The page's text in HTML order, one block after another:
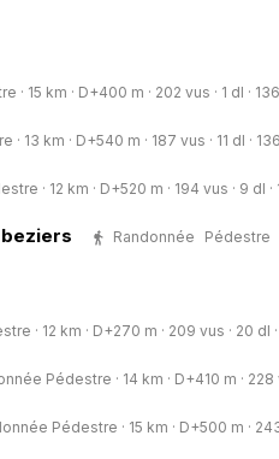
· 15 km · D+400 m · 202 vus · 1 dl ·
13 km · D+540 m · 187 vus · 11 dl ·
· 12 km · D+520 m · 194 vus · 9 dl ·
Randonnée
· 12 km · D+270 m · 209 vus · 20 dl
Pédestre · 14 km · D+410 m · 228
Pédestre · 15 km · D+500 m ·